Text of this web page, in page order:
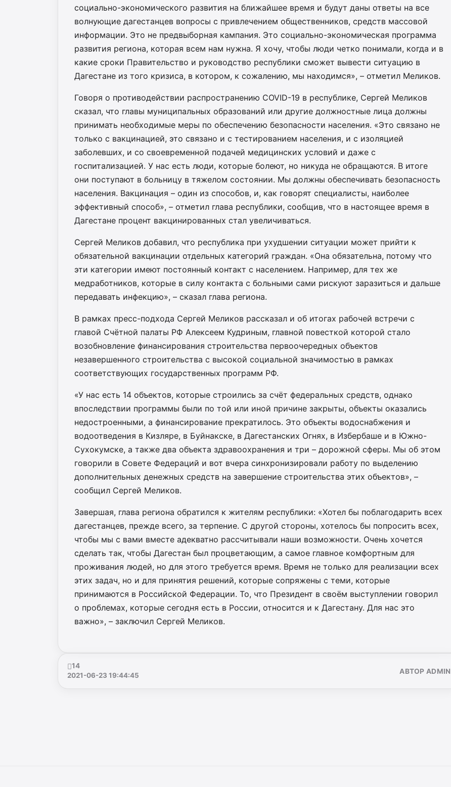
социально-экономического развития на ближайшее время и будут даны ответы на все
волнующие дагестанцев вопросы с привлечением общественников, средств массовой
информации. Это не предвыборная кампания. Это социально-экономическая программа
развития региона, которая всем нам нужна. Я хочу, чтобы люди четко понимали, когда и в
какие сроки Правительство и руководство республики сможет вывести ситуацию в
Дагестане из того кризиса, в котором, к сожалению, мы находимся», – отметил Меликов.
Говоря о противодействии распространению COVID-19 в республике, Сергей Меликов
сказал, что главы муниципальных образований или другие должностные лица должны
принимать необходимые меры по обеспечению безопасности населения. «Это связано не
только с вакцинацией, это связано и с тестированием населения, и с изоляцией
заболевших, и со своевременной подачей медицинских условий и даже с
госпитализацией. У нас есть люди, которые болеют, но никуда не обращаются. В итоге
они поступают в больницу в тяжелом состоянии. Мы должны обеспечивать безопасность
населения. Вакцинация – один из способов, и, как говорят специалисты, наиболее
эффективный способ», – отметил глава республики, сообщив, что в настоящее время в
Дагестане процент вакцинированных стал увеличиваться.
Сергей Меликов добавил, что республика при ухудшении ситуации может прийти к
обязательной вакцинации отдельных категорий граждан. «Она обязательна, потому что
эти категории имеют постоянный контакт с населением. Например, для тех же
медработников, которые в силу контакта с больными сами рискуют заразиться и дальше
передавать инфекцию», – сказал глава региона.
В рамках пресс-подхода Сергей Меликов рассказал и об итогах рабочей встречи с
главой Счётной палаты РФ Алексеем Кудриным, главной повесткой которой стало
возобновление финансирования строительства первоочередных объектов
незавершенного строительства с высокой социальной значимостью в рамках
соответствующих государственных программ РФ.
«У нас есть 14 объектов, которые строились за счёт федеральных средств, однако
впоследствии программы были по той или иной причине закрыты, объекты оказались
недостроенными, а финансирование прекратилось. Это объекты водоснабжения и
водоотведения в Кизляре, в Буйнакске, в Дагестанских Огнях, в Избербаше и в Южно-
Сухокумске, а также два объекта здравоохранения и три – дорожной сферы. Мы об этом
говорили в Совете Федераций и вот вчера синхронизировали работу по выделению
дополнительных денежных средств на завершение строительства этих объектов», –
сообщил Сергей Меликов.
Завершая, глава региона обратился к жителям республики: «Хотел бы поблагодарить всех
дагестанцев, прежде всего, за терпение. С другой стороны, хотелось бы попросить всех,
чтобы мы с вами вместе адекватно рассчитывали наши возможности. Очень хочется
сделать так, чтобы Дагестан был процветающим, а самое главное комфортным для
проживания людей, но для этого требуется время. Время не только для реализации всех
этих задач, но и для принятия решений, которые сопряжены с теми, которые
принимаются в Российской Федерации. То, что Президент в своём выступлении говорил
о проблемах, которые сегодня есть в России, относится и к Дагестану. Для нас это
важно», – заключил Сергей Меликов.
14
2021-06-23 19:44:45
АВТОР ADMIN